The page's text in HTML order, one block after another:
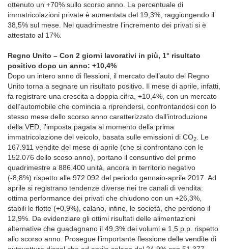
ottenuto un +70% sullo scorso anno. La percentuale di
immatricolazioni private è aumentata del 19,3%, raggiungendo il
38,5% sul mese. Nel quadrimestre l’incremento dei privati si è
attestato al 17%.
Regno Unito – Con 2 giorni lavorativi in più, 1° risultato
positivo dopo un anno: +10,4%
Dopo un intero anno di flessioni, il mercato dell’auto del Regno
Unito torna a segnare un risultato positivo. Il mese di aprile, infatti,
fa registrare una crescita a doppia cifra, +10,4%, con un mercato
dell’automobile che comincia a riprendersi, confrontandosi con lo
stesso mese dello scorso anno caratterizzato dall’introduzione
della VED, l’imposta pagata al momento della prima
immatricolazione del veicolo, basata sulle emissioni di CO2. Le
167.911 vendite del mese di aprile (che si confrontano con le
152.076 dello scoso anno), portano il consuntivo del primo
quadrimestre a 886.400 unità, ancora in territorio negativo
(-8,8%) rispetto alle 972.092 del periodo gennaio-aprile 2017. Ad
aprile si registrano tendenze diverse nei tre canali di vendita:
ottima performance dei privati che chiudono con un +26,3%,
stabili le flotte (+0,9%), calano, infine, le società, che perdono il
12,9%. Da evidenziare gli ottimi risultati delle alimentazioni
alternative che guadagnano il 49,3% dei volumi e 1,5 p.p. rispetto
allo scorso anno. Prosegue l’importante flessione delle vendite di